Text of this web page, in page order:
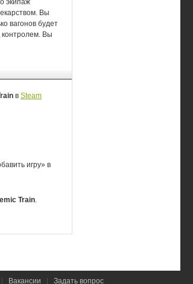
экипаж
Вы
вагонов будет
контролем. Вы
в Steam
игру» в
Train.
Вакансии Задать вопрос